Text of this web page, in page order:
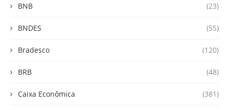
BNB (23)
BNDES (55)
Bradesco (120)
BRB (48)
Caixa Econômica (381)